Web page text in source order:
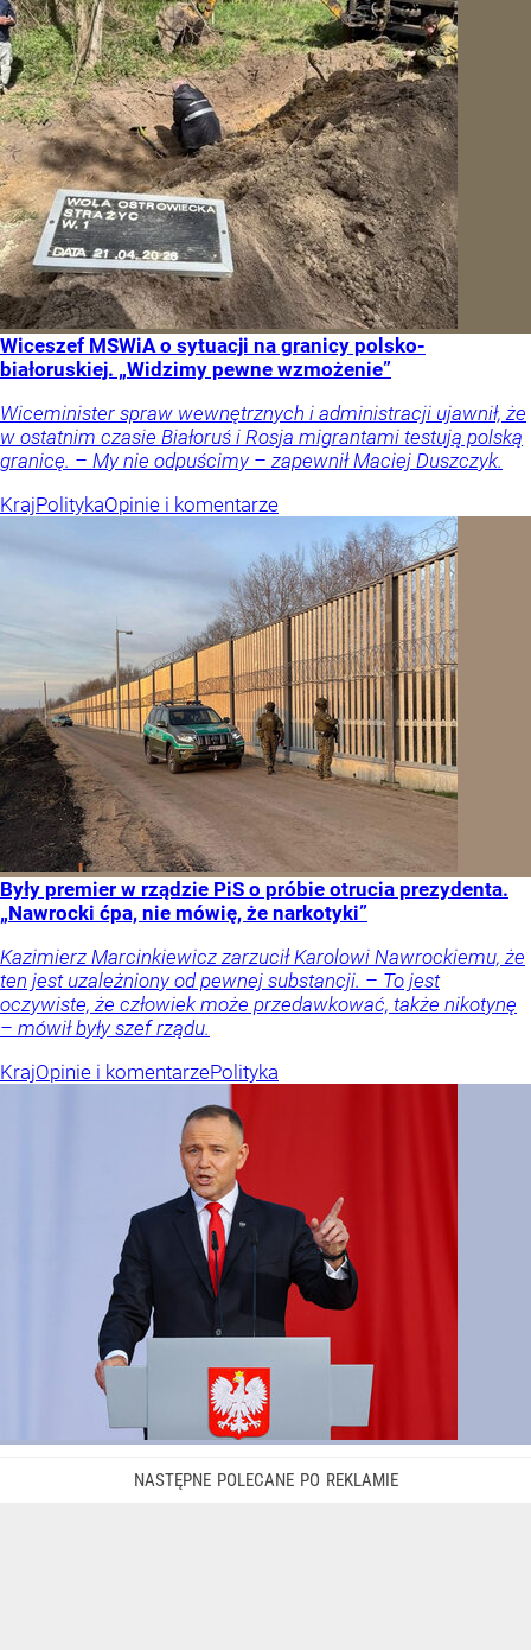
Wiceszef MSWiA o sytuacji na granicy polsko-
białoruskiej. „Widzimy pewne wzmożenie”
Wiceminister spraw wewnętrznych i administracji ujawnił, że
w ostatnim czasie Białoruś i Rosja migrantami testują polską
granicę. – My nie odpuścimy – zapewnił Maciej Duszczyk.
KrajPolitykaOpinie i komentarze
Były premier w rządzie PiS o próbie otrucia prezydenta.
„Nawrocki ćpa, nie mówię, że narkotyki”
Kazimierz Marcinkiewicz zarzucił Karolowi Nawrockiemu, że
ten jest uzależniony od pewnej substancji. – To jest
oczywiste, że człowiek może przedawkować, także nikotynę
– mówił były szef rządu.
KrajOpinie i komentarzePolityka